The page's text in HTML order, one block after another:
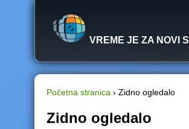
VREME JE ZA NOVI
Y
Početna stranica › Zidno ogledalo
Zidno ogledalo